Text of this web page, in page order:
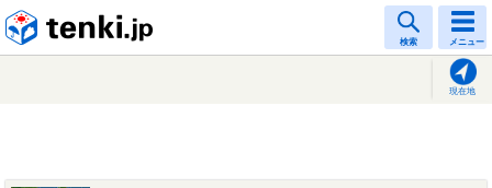
検索 メニュー
現在地